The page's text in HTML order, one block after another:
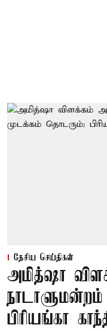
தேசிய செய்திகள்
அமித்ஷா
பிரியங்கா